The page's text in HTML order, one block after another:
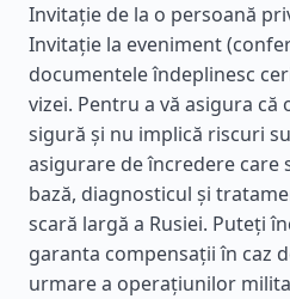
Invitație de la o persoană
Invitație la eveniment
documentele îndeplinesc
vizei. Pentru a vă asigura
sigură și nu implică riscuri
asigurare de încredere care
bază, diagnosticul și
scară largă a Rusiei. Puteți
garanta compensații în caz
urmare a operațiunilor